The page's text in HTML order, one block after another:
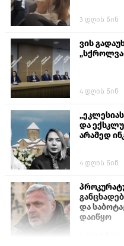
3 დღის წინ
ვის
4 დღის წინ
და
არამედ
4 დღის წინ
და
დაიწყო